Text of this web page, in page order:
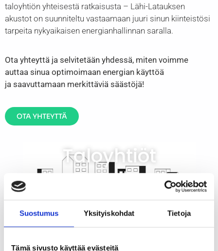
Suostumus Yksityiskohdat Tietoja
Tämä sivusto käyttää evästeitä
taloyhtiön yhteisestä ratkaisusta – Lähi-Latauksen
akustot on suunniteltu vastaamaan juuri sinun kiinteistösi
tarpeita nykyaikaisen energianhallinnan saralla.
Ota yhteyttä ja selvitetään yhdessä, miten voimme
auttaa sinua optimoimaan energian käyttöä
ja saavuttamaan merkittäviä säästöjä!
OTA YHTEYTTÄ
Taloyhtiöt
Kuluttajat